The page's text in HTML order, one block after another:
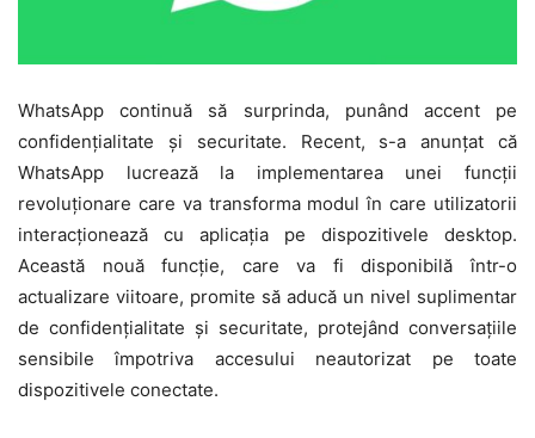
WhatsApp continuă să surprinda, punând accent pe
confidențialitate și securitate. Recent, s-a anunțat că
WhatsApp lucrează la implementarea unei funcții
revoluționare care va transforma modul în care utilizatorii
interacționează cu aplicația pe dispozitivele desktop.
Această nouă funcție, care va fi disponibilă într-o
actualizare viitoare, promite să aducă un nivel suplimentar
de confidențialitate și securitate, protejând conversațiile
sensibile împotriva accesului neautorizat pe toate
dispozitivele conectate.